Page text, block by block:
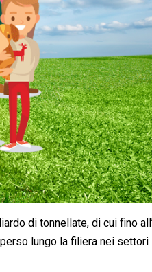
di tonnellate, di cui fino
lungo la filiera nei settori